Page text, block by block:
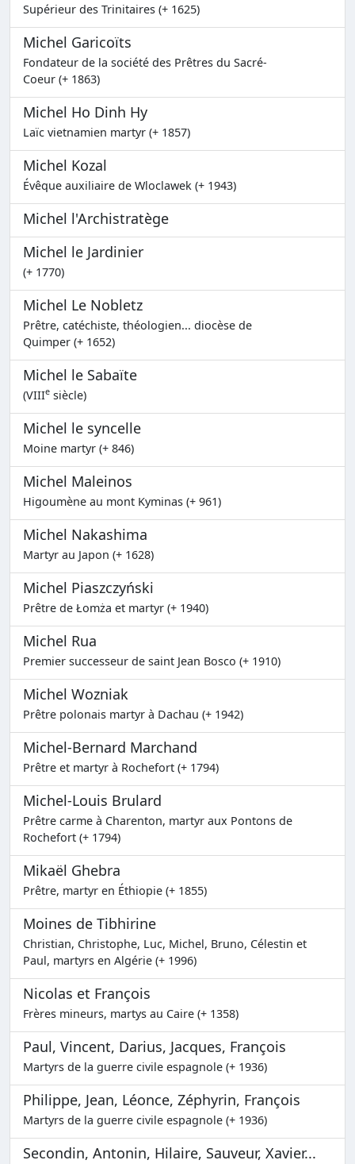
Supérieur des Trinitaires (+ 1625)
Michel Garicoïts
Fondateur de la société des Prêtres du Sacré-
Coeur (+ 1863)
Michel Ho Dinh Hy
Laïc vietnamien martyr (+ 1857)
Michel Kozal
Évêque auxiliaire de Wloclawek (+ 1943)
Michel l'Archistratège
Michel le Jardinier
(+ 1770)
Michel Le Nobletz
Prêtre, catéchiste, théologien... diocèse de
Quimper (+ 1652)
Michel le Sabaïte
(VIIIe siècle)
Michel le syncelle
Moine martyr (+ 846)
Michel Maleinos
Higoumène au mont Kyminas (+ 961)
Michel Nakashima
Martyr au Japon (+ 1628)
Michel Piaszczyński
Prêtre de Łomża et martyr (+ 1940)
Michel Rua
Premier successeur de saint Jean Bosco (+ 1910)
Michel Wozniak
Prêtre polonais martyr à Dachau (+ 1942)
Michel-Bernard Marchand
Prêtre et martyr à Rochefort (+ 1794)
Michel-Louis Brulard
Prêtre carme à Charenton, martyr aux Pontons de
Rochefort (+ 1794)
Mikaël Ghebra
Prêtre, martyr en Éthiopie (+ 1855)
Moines de Tibhirine
Christian, Christophe, Luc, Michel, Bruno, Célestin et
Paul, martyrs en Algérie (+ 1996)
Nicolas et François
Frères mineurs, martys au Caire (+ 1358)
Paul, Vincent, Darius, Jacques, François
Martyrs de la guerre civile espagnole (+ 1936)
Philippe, Jean, Léonce, Zéphyrin, François
Martyrs de la guerre civile espagnole (+ 1936)
Secondin, Antonin, Hilaire, Sauveur, Xavier...